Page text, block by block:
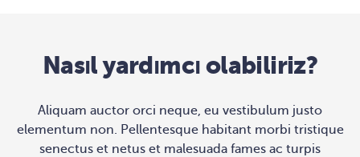
Nasıl yardımcı olabiliriz?
Aliquam auctor orci neque, eu vestibulum justo
elementum non. Pellentesque habitant morbi tristique
senectus et netus et malesuada fames ac turpis